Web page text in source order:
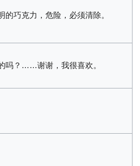
巧克力，危险，必须清除。
？……谢谢，我很喜欢。